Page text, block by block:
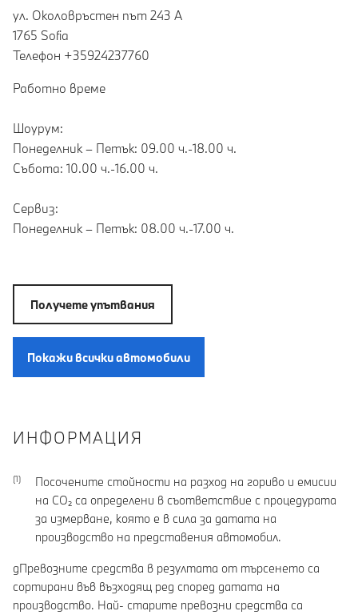
ул. Околовръстен път 243 А
1765 Sofia
Teлефон +35924237760
Работно време
Шоурум:
Понеделник – Петък: 09.00 ч.-18.00 ч.
Събота: 10.00 ч.-16.00 ч.
Сервиз:
Понеделник – Петък: 08.00 ч.-17.00 ч.
Получете упътвания
Покажи всички автомобили
ИНФОРМАЦИЯ
Посочените стойности на разход на гориво и емисии
на CO₂ са определени в съответствие с процедурата
за измерване, която е в сила за датата на
производство на представения автомобил.
gПревозните средства в резултата от търсенето са
сортирани във възходящ ред според датата на
производство. Най- старите превозни средства са